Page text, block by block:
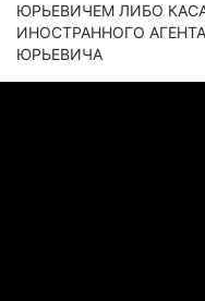
ЮРЬЕВИЧЕМ ЛИБО
ИНОСТРАННОГО
ЮРЬЕВИЧА